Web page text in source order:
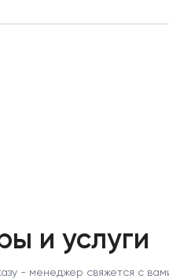
и услуги
- менеджер свяжется с